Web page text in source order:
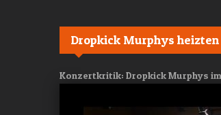
Dropkick Murphys
Konzertkritik: Dropkick Murphys